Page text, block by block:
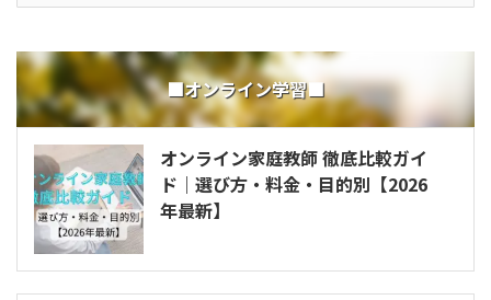
■オンライン学習■
オンライン家庭教師 徹底比較ガイ
ド｜選び方・料金・目的別【2026
年最新】